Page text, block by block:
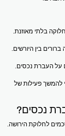
בלתי מאוזנת.
בין היורשים.
על העברת נכסים.
להמשך פעילות של
נכסים?
לחלוקת הירושה.